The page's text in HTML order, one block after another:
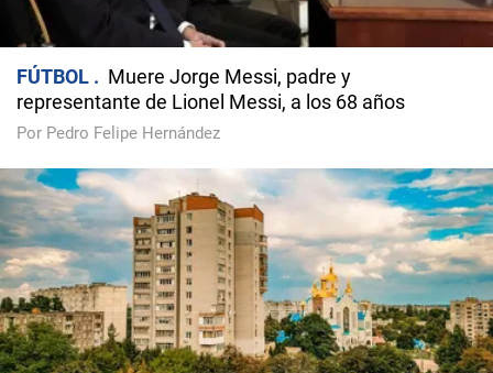
FÚTBOL
Muere Jorge Messi, padre y
representante de Lionel Messi, a los 68 años
Por Pedro Felipe Hernández